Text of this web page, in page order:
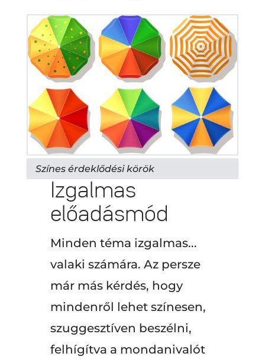
Színes érdeklődési körök
Izgalmas
előadásmód
Minden téma izgalmas...
valaki számára. Az persze
már más kérdés, hogy
mindenről lehet színesen,
szuggesztíven beszélni,
felhígítva a mondanivalót